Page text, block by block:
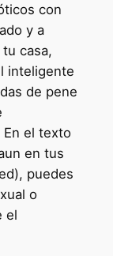
con
y a
casa,
inteligente
de pene
el texto
en tus
puedes
o
el